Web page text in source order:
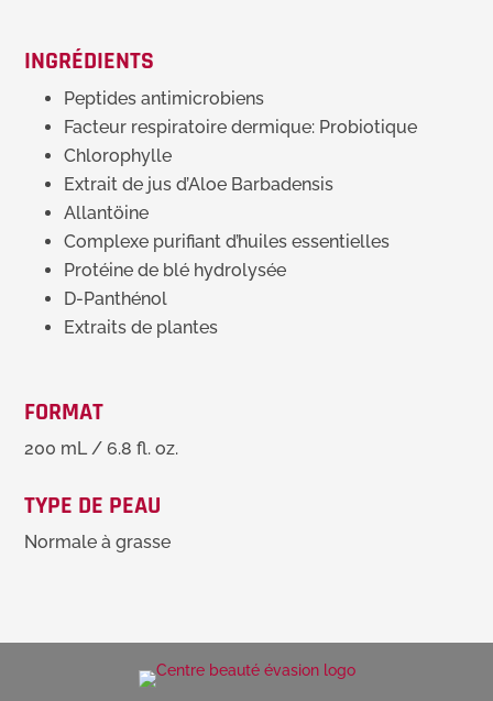
INGRÉDIENTS
Peptides antimicrobiens
Facteur respiratoire dermique: Probiotique
Chlorophylle
Extrait de jus d’Aloe Barbadensis
Allantöine
Complexe purifiant d’huiles essentielles
Protéine de blé hydrolysée
D-Panthénol
Extraits de plantes
FORMAT
200 mL / 6.8 fl. oz.
TYPE DE PEAU
Normale à grasse